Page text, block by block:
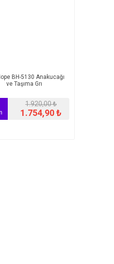
BH-5130 Anakucağı
ve Taşıma Grı
1.920,00 ₺
1.754,90 ₺